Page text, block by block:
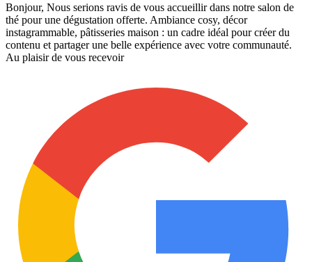
Bonjour, Nous serions ravis de vous accueillir dans notre salon de
thé pour une dégustation offerte. Ambiance cosy, décor
instagrammable, pâtisseries maison : un cadre idéal pour créer du
contenu et partager une belle expérience avec votre communauté.
Au plaisir de vous recevoir